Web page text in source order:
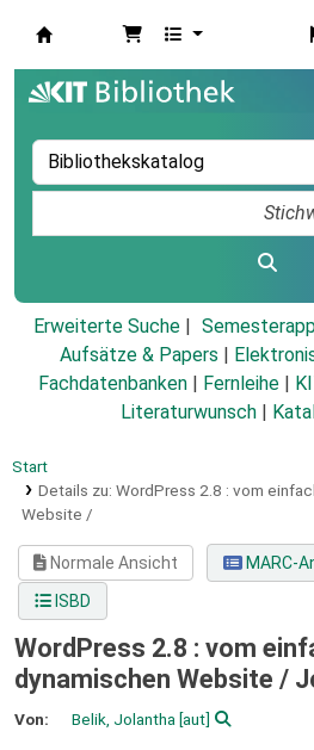
Erweiterte Suche
Aufsätze & Papers
Fachdatenbanken
Fernleihe
Literaturwunsch
Start
Details zu: WordPress 2.8 : vom
Website /
Normale Ansicht
MARC-
ISBD
WordPress 2.8 : vom
dynamischen Website /
Von: Belik, Jolantha [aut]